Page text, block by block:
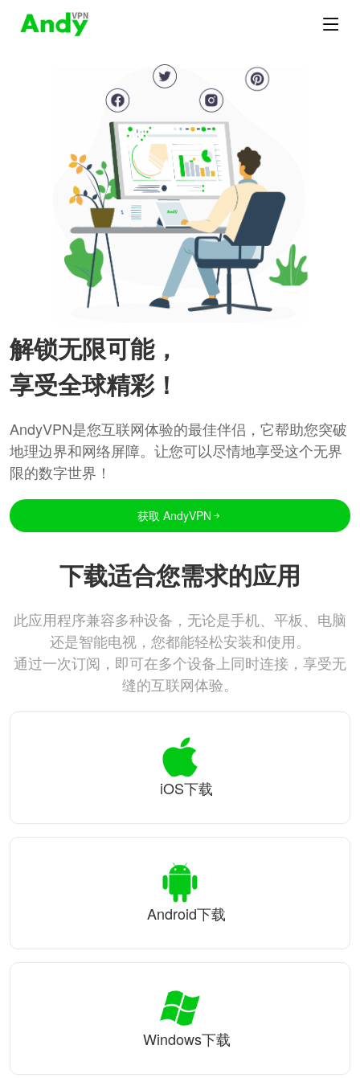
解锁无限可能，
享受全球精彩！
AndyVPN是您互联网体验的最佳伴侣，它帮助您突破
地理边界和网络屏障。让您可以尽情地享受这个无界
限的数字世界！
获取 AndyVPN
下载适合您需求的应用
此应用程序兼容多种设备，无论是手机、平板、电脑
还是智能电视，您都能轻松安装和使用。
通过一次订阅，即可在多个设备上同时连接，享受无
缝的互联网体验。
iOS下载
Android下载
Windows下载